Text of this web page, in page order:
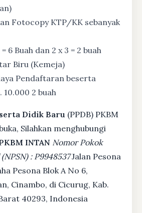
Fotocopy KTP/KK sebanyak
6 Buah dan 2 x 3 = 2 buah
Biru (Kemeja)
Pendaftaran beserta
10.000 2 buah
Didik Baru (PPDB) PKBM
Silahkan menghubungi
INTAN Nomor Pokok
: P9948537Jalan Pesona
Pesona Blok A No 6,
Cinambo, di Cicurug, Kab.
40293, Indonesia